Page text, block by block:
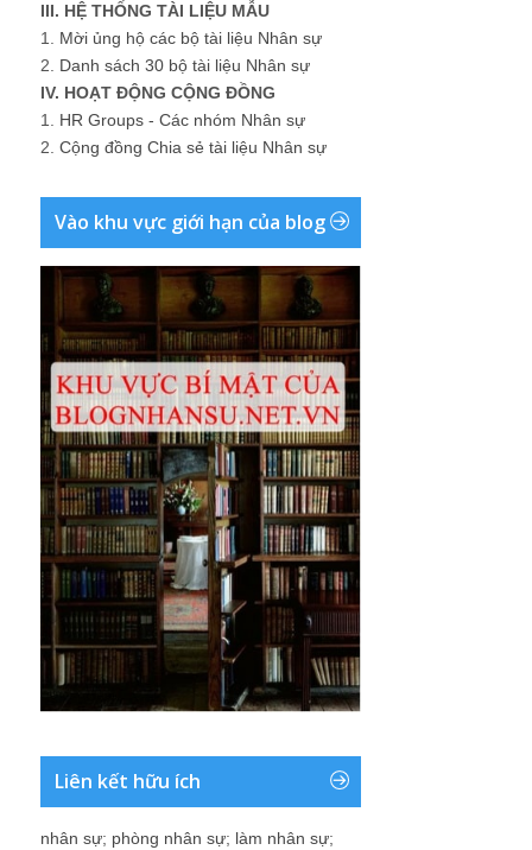
III. HỆ THỐNG TÀI LIỆU MẪU
1. Mời ủng hộ các bộ tài liệu Nhân sự
2. Danh sách 30 bộ tài liệu Nhân sự
IV. HOẠT ĐỘNG CỘNG ĐỒNG
1. HR Groups - Các nhóm Nhân sự
2. Cộng đồng Chia sẻ tài liệu Nhân sự
Vào khu vực giới hạn của blog
Liên kết hữu ích
nhân sự; phòng nhân sự; làm nhân sự;